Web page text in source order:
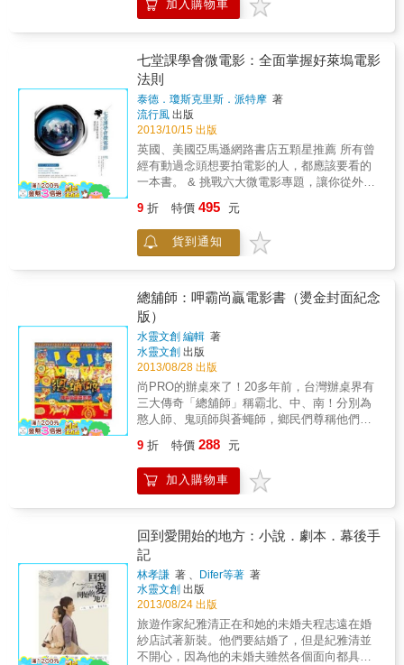
影、編輯、後製作業等一連串的流程來讓讀者
學習理解，因此讀者按順序讀下來可以有連貫
性的理解；不過讀者也可以挑選自己感興趣的
篇章來閱讀，那也是很有幫助的。 & 小編在大
學時代曾修過電影、電視學之類的課程，也興
致勃勃地跟同學拍了幾部短片，回想到過去的
那段時光，真是辛苦！器材昂貴、租借不易姑
且不說，就連實務上遇到了問題或麻煩，想要
尋求解惑的參考書籍也不可得。現在有了這麼
一本解說深入的參考書，相信可以減少許多讓
你獨自摸索的時間，更快地得到所需的解答。
合廠商Grass Valley所撰寫，映像專業月刊
Video SALON編輯部負責編著。 & ◎書籍內容
適合欲學習或從事電影、影視相關製作者來參
趨勢、公司內部電視的內容製作，以及高校映
像製作的教學實施等案例。
埔寨、巴勒斯坦、黎巴嫩、新加坡、巴基斯
況。 & 編輯室報告 & 《紀錄亞洲》既是以文字
來描述亞洲各國紀錄片的發展歷程，也是在顛
覆、去中心化亞洲這個概念。 在南北跨越近九
千公里、東西綿延超過一萬三千公里的地域，
居住了超過四十億人，在人種、政治、宗教上
各有不同的劃分，其分殊差異的程度，使得
「亞洲」一詞顯得空洞而蒼白。 & 這些國家掙
脫殖民或專制統治、發展經濟的歷程與條件各
有不同，所碰到的政治、階級、生態矛盾也是
面貌各異，紀錄片作為一種屬於西方的科技媒
有不同。 《紀錄亞洲》以十一篇專文與十三位
導演訪談，由不同的紀錄片工作者介紹了紀錄
片在自己國家所扮演的角色。
加入購物車
七堂課學會微電影：全面掌握好萊塢電影
法則
泰德．瓊斯克里斯．派特摩 著
流行風 出版
2013/10/15 出版
英國、美國亞馬遜網路書店五顆星推薦 所有曾
經有動過念頭想要拍電影的人，都應該要看的
一本書。 & 挑戰六大微電影專題，讓你從外行
要 5分鐘紀錄片 ─ 先拍再說，之後再想剪
輯 音樂錄影帶 ─ 沒有規則，實驗創意 48
小時內完成的5分鐘短片 ─ 新手最佳挑戰
訪談影片 ─ 掌握基本打光、攝影技巧 自劇
本、前製作業、開拍、後製作業、行銷到上
映，全面涵蓋所有拍片技巧，徹底詳解製作電
影的完整程序。 本書除了拍片流程、必要器材
分析&hellip;&hellip;等拍攝電影絕對不可或缺的
基本知識外，尚有全球專業電影人提供的六大
實用專題拍攝，以及業界各大電影得獎者的建
議和拍片小秘訣，讓你不僅可以一圓電影夢，
還可將自己的作品放眼世界，踏入真正的電影
市場。 本書最末還附有好萊塢式電影拍攝教
輯、最佳美術設計、最佳表演&hellip;&hellip;，
包含《全面啟動》、《羊男的迷宮》、《辛德
勒的名單》、《阿凡達》、《阿甘正傳》、
人》、《計程車司機》、《梅爾吉勃遜之英雄
本色》、《第三類接觸》、《無間道》、《衝
擊效應》、《駭客任務》&hellip;&hellip;等必看
的五十部電影剖析。
9 折 特價 495 元
貨到通知
總舖師：呷霸尚贏電影書（燙金封面紀念
版）
水靈文創 編輯 著
水靈文創 出版
2013/08/28 出版
尚PRO的辦桌來了！20多年前，台灣辦桌界有
三大傳奇「總舖師」稱霸北、中、南！分別為
憨人師、鬼頭師與蒼蠅師，鄉民們尊稱他們
化勢微，人鬼神凋零。蒼蠅師想將家傳手藝交
給獨生女詹小婉，誰知小婉只想當明星，美美
出現在螢光幕前。但是一心逃離油煙血水的小
大笑過下去！《總舖師》呷霸尚贏電影書，完
整收錄電影劇中人物造型，及爆笑經典對白。
外型陽光帥氣的楊佑寧所飾演的料理醫生，
ㄣ、ㄤ分不清楚，徹底發揮內斂的搞笑魅力。
笑淚影后林美秀，節拍沒一個準，唱唱跳跳
「金嘛嘸ㄤ」，氣氛超級歡樂。有美食、烹飪
深厚的基礎的夏于喬首度擔任女主角，演出讓
人為之一亮。鬼頭師喜翔，人到那裡，歌就放
9 折 特價 288 元
加入購物車
回到愛開始的地方：小說．劇本．幕後手
記
林孝謙 著 、 Difer等著 著
水靈文創 出版
2013/08/24 出版
旅遊作家紀雅清正在和她的未婚夫程志遠在婚
紗店試著新裝。他們要結婚了，但是紀雅清並
不開心，因為他的未婚夫雖然各個面向都具備